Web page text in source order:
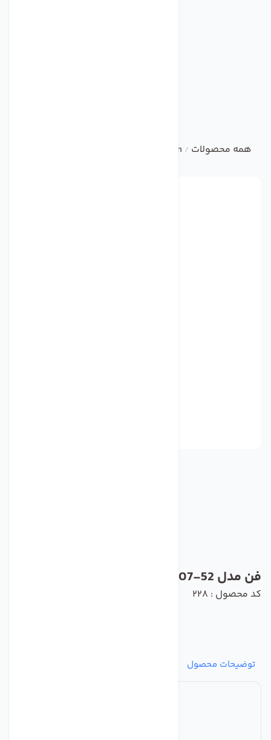
همه محصولات /
ebm
فن مدل R1G225-AF07-52 برند ebmpapst
کد محصول : 228
توضیحات محصول